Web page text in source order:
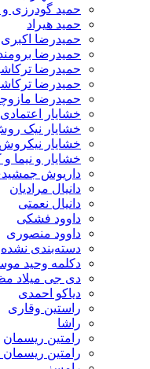
حمید گودرزی و
حمید هیراد
حمیدرضا اکبری
حمیدرضا
حمیدرضا
حمیدرضا
حمیدرضا
خشایار اعتمادی
خشایار نیک
خشایار نیکروش
خشایار و نیما و
داریوش
دانیال مرادیان
دانیال نعمتی
داوود فشکی
داوود منصوری
دسته‌بندی نشده
دکلمه وحید
دی جی میلاد
دیاکو احمدی
راستین وقاری
راشا
رامتین ریسمان
رامتین